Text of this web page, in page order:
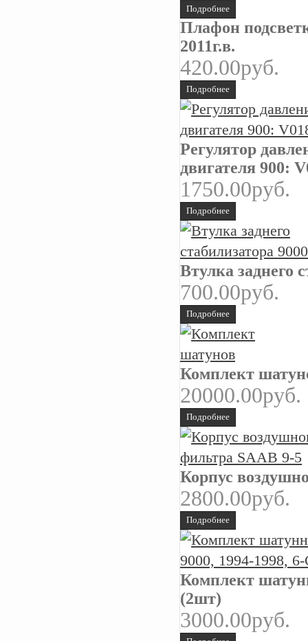
Подробнее
Плафон
2011г.в.
420.00руб.
Подробнее
Регулятор
двигателя 900:
1750.00руб.
Подробнее
Втулка заднего
700.00руб.
Подробнее
Комплект
20000.00руб.
Подробнее
Корпус
2800.00руб.
Подробнее
Комплект
(2шт)
3000.00руб.